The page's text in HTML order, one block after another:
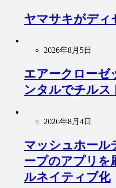
ヤマサキがディ
2026年8月5日
エアークローゼ
ンタルでチルス
2026年8月4日
マッシュホール
ープのアプリを
ルネイティブ化